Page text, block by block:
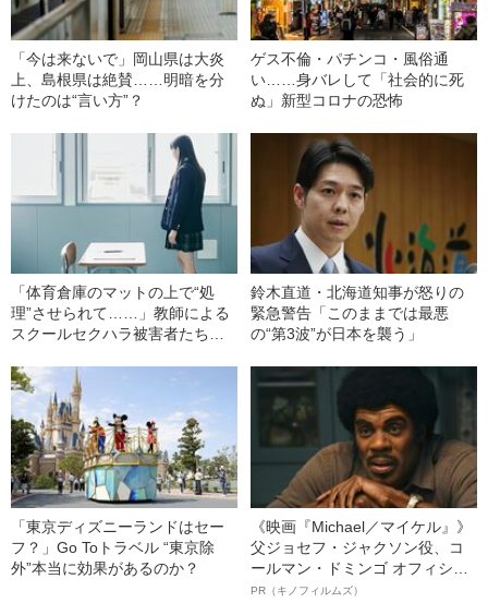
「今は来ないで」岡山県は大炎
上、島根県は絶賛……明暗を分
けたのは“言い方”？
ゲス不倫・パチンコ・風俗通
い……身バレして「社会的に死
ぬ」新型コロナの恐怖
「体育倉庫のマットの上で“処
理”させられて……」教師による
スクールセクハラ被害者たちが
鈴木直道・北海道知事が怒りの
緊急警告「このままでは最悪
の“第3波”が日本を襲う」
「東京ディズニーランドはセー
フ？」Go Toトラベル “東京除
外”本当に効果があるのか？
《映画『Michael／マイケル』》
父ジョセフ・ジャクソン役、コ
ールマン・ドミンゴ オフィシャ
ルインタビュー“観客を魅了した
PR（キノフィルムズ）